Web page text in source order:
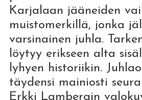
Karjalaan jääneiden
muistomerkillä, jonka
varsinainen juhla.
löytyy erikseen alta
lyhyen historiikin.
täydensi mainiosti
Erkki Lambergin